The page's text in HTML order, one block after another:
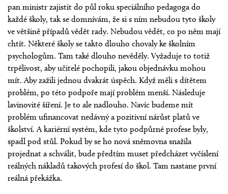
pan ministr zajistit do půl roku speciálního pedagoga do
každé školy, tak se domnívám, že si s ním nebudou tyto školy
ve většině případů vědět rady. Nebudou vědět, co po něm mají
chtít. Některé školy se takto dlouho chovaly ke školním
psychologům. Tam také dlouho nevěděly. Vyžaduje to totiž
trpělivost, aby učitelé pochopili, jakou objednávku mohou
mít. Aby zažili jednou dvakrát úspěch. Když měli s dítětem
problém, po této podpoře mají problém menší. Následuje
lavinovité šíření. Je to ale nadlouho. Navíc budeme mít
problém ufinancovat nedávný a pozitivní nárůst platů ve
školství. A kariérní systém, kde tyto podpůrné profese byly,
spadl pod stůl. Pokud by se ho nová sněmovna snažila
projednat a schválit, bude předtím muset předcházet vyčíslení
reálných nákladů takových profesí do škol. Tam nastane první
reálná překážka.